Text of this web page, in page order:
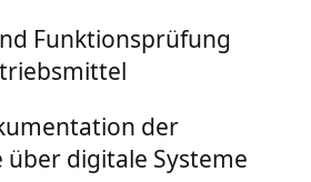
Funktionsprüfung
der
über digitale Systeme